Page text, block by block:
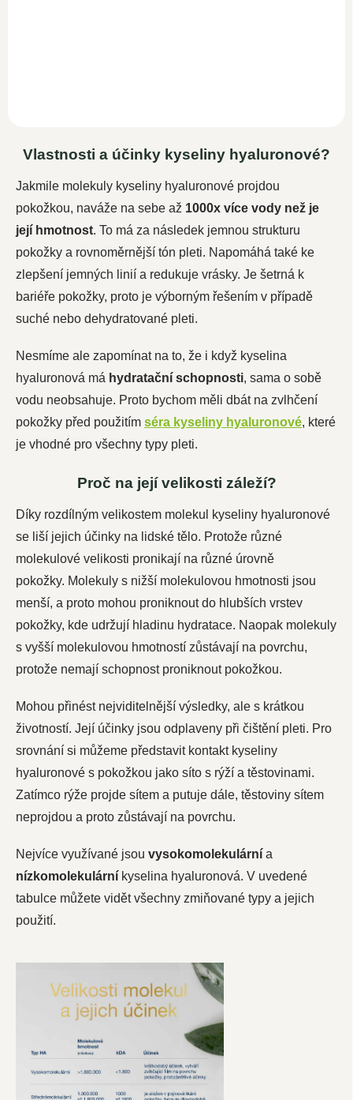
Vlastnosti a účinky kyseliny hyaluronové?
Jakmile molekuly kyseliny hyaluronové projdou
pokožkou, naváže na sebe až 1000x více vody než je
její hmotnost. To má za následek jemnou strukturu
pokožky a rovnoměrnější tón pleti. Napomáhá také ke
zlepšení jemných linií a redukuje vrásky. Je šetrná k
bariéře pokožky, proto je výborným řešením v případě
suché nebo dehydratované pleti.
Nesmíme ale zapomínat na to, že i když kyselina
hyaluronová má hydratační schopnosti, sama o sobě
vodu neobsahuje. Proto bychom měli dbát na zvlhčení
pokožky před použitím séra kyseliny hyaluronové, které
je vhodné pro všechny typy pleti.
Proč na její velikosti záleží?
Díky rozdílným velikostem molekul kyseliny hyaluronové
se liší jejich účinky na lidské tělo. Protože různé
molekulové velikosti pronikají na různé úrovně
pokožky. Molekuly s nižší molekulovou hmotnosti jsou
menší, a proto mohou proniknout do hlubších vrstev
pokožky, kde udržují hladinu hydratace. Naopak molekuly
s vyšší molekulovou hmotností zůstávají na povrchu,
protože nemají schopnost proniknout pokožkou.
Mohou přinést nejviditelnější výsledky, ale s krátkou
životností. Její účinky jsou odplaveny při čištění pleti. Pro
srovnání si můžeme představit kontakt kyseliny
hyaluronové s pokožkou jako síto s rýží a těstovinami.
Zatímco rýže projde sítem a putuje dále, těstoviny sítem
neprojdou a proto zůstávají na povrchu.
Nejvíce využívané jsou vysokomolekulární a
nízkomolekulární kyselina hyaluronová. V uvedené
tabulce můžete vidět všechny zmiňované typy a jejich
použití.